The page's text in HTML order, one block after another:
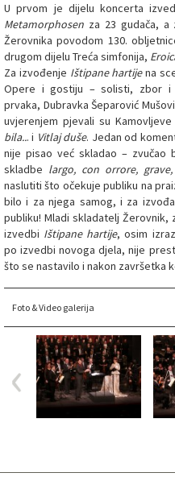
U prvom je dijelu koncerta
Metamorphosen za 23 gudača, a
Žerovnika povodom 130.
drugom dijelu Treća simfonija,
Za izvođenje Ištipane hartijena
Opere i gostiju – solisti, zbor i
prvaka, Dubravka Šeparović
uvjerenjem pjevali su
bila... i Vitlaj duše. Jedan od
nije pisao već skladao – zvučao
skladbe largo, con orrore,
naslutiti što očekuje publiku na
bilo i za njega samog, i za
publiku! Mladi skladatelj Žerovnik,
izvedbi Ištipane hartije, osim
po izvedbi novoga djela, nije
što se nastavilo i nakon završetka
Foto & Video galerija